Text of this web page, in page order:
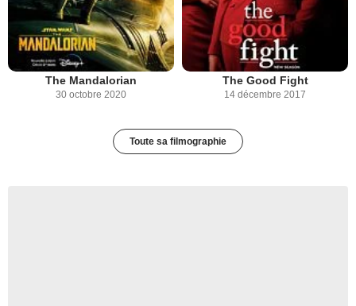
The Mandalorian
30 octobre 2020
The Good Fight
14 décembre 2017
Toute sa filmographie